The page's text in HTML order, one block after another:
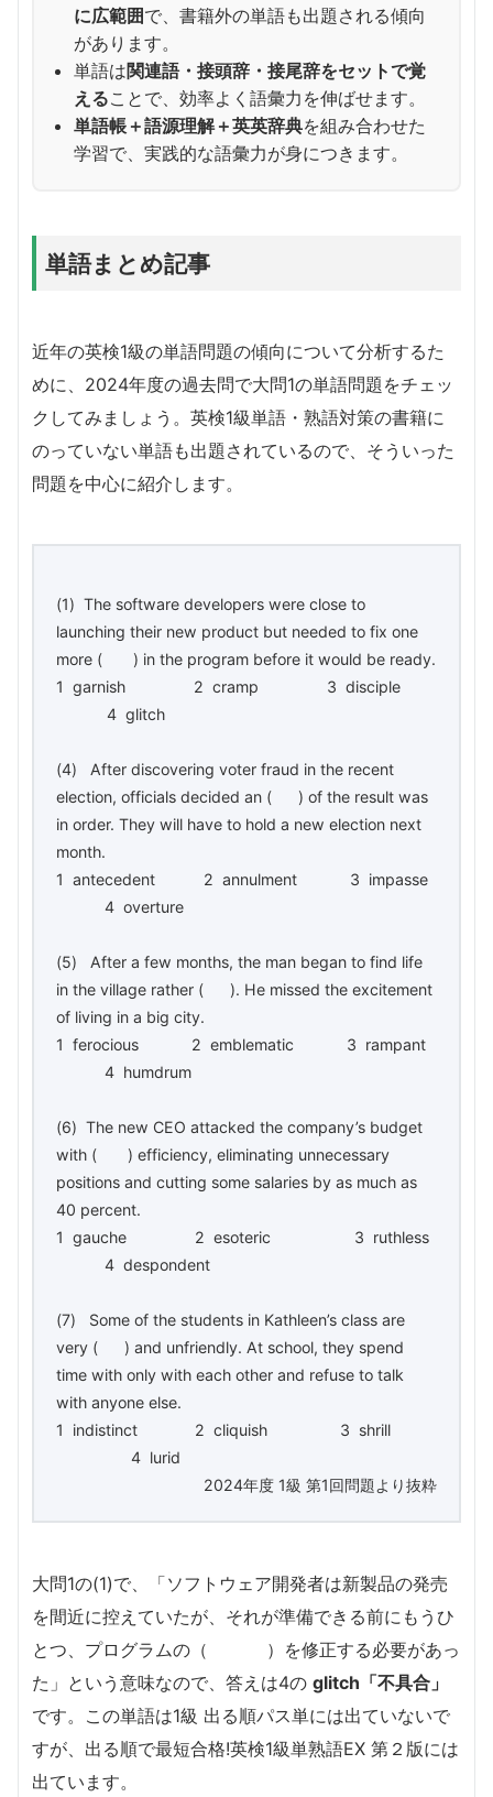
に広範囲で、書籍外の単語も出題される傾向
があります。
単語は関連語・接頭辞・接尾辞をセットで覚
えることで、効率よく語彙力を伸ばせます。
単語帳＋語源理解＋英英辞典を組み合わせた
学習で、実践的な語彙力が身につきます。
単語まとめ記事
近年の英検1級の単語問題の傾向について分析するた
めに、2024年度の過去問で大問1の単語問題をチェッ
クしてみましょう。英検1級単語・熟語対策の書籍に
のっていない単語も出題されているので、そういった
問題を中心に紹介します。
(1) The software developers were close to
launching their new product but needed to fix one
more ( ) in the program before it would be ready.
1 garnish 2 cramp 3 disciple
4 glitch
(4) After discovering voter fraud in the recent
election, officials decided an ( ) of the result was
in order. They will have to hold a new election next
month.
1 antecedent 2 annulment 3 impasse
4 overture
(5) After a few months, the man began to find life
in the village rather ( ). He missed the excitement
of living in a big city.
1 ferocious 2 emblematic 3 rampant
4 humdrum
(6) The new CEO attacked the company’s budget
with ( ) efficiency, eliminating unnecessary
positions and cutting some salaries by as much as
40 percent.
1 gauche 2 esoteric 3 ruthless
4 despondent
(7) Some of the students in Kathleen’s class are
very ( ) and unfriendly. At school, they spend
time with only with each other and refuse to talk
with anyone else.
1 indistinct 2 cliquish 3 shrill
4 lurid
2024年度 1級 第1回問題より抜粋
大問1の(1)で、「ソフトウェア開発者は新製品の発売
を間近に控えていたが、それが準備できる前にもうひ
とつ、プログラムの（ ）を修正する必要があっ
た」という意味なので、答えは4の glitch「不具合」
です。この単語は1級 出る順パス単には出ていないで
すが、出る順で最短合格!英検1級単熟語EX 第２版には
出ています。